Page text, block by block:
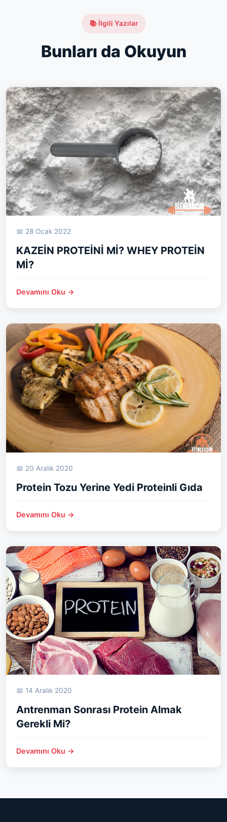
📚 İlgili Yazılar
Bunları da Okuyun
📅 28 Ocak 2022
KAZEİN PROTEİNİ Mİ? WHEY PROTEİN
Mİ?
Devamını Oku →
📅 20 Aralık 2020
Protein Tozu Yerine Yedi Proteinli Gıda
Devamını Oku →
📅 14 Aralık 2020
Antrenman Sonrası Protein Almak
Gerekli Mi?
Devamını Oku →